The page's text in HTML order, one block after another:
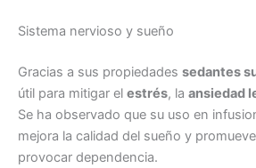
Sistema nervioso y sueño
Gracias a sus propiedades sedantes
útil para mitigar el estrés, la ansiedad
Se ha observado que su uso en
mejora la calidad del sueño y
provocar dependencia.